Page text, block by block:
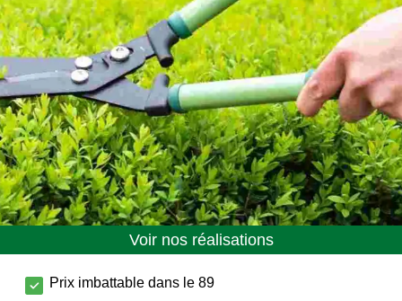
Voir nos réalisations
Prix imbattable dans le 89